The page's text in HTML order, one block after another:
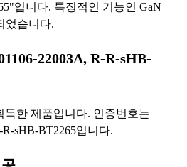
입니다. 특징적인 기능인 GaN
었습니다.
22003A, R-R-sHB-
득한 제품입니다. 인증번호는
sHB-BT2265입니다.